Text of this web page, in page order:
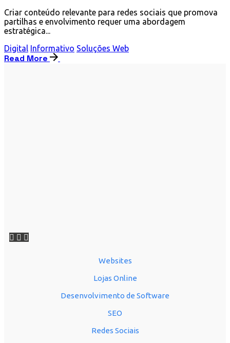
Criar conteúdo relevante para redes sociais que promova
partilhas e envolvimento requer uma abordagem
estratégica...
Digital Informativo Soluções Web
Read More
Websites
Lojas Online
Desenvolvimento de Software
SEO
Redes Sociais